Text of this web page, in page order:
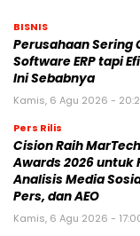
BISNIS
Perusahaan
Software ERP tapi
Ini Sebabnya
Kamis, 6 Agu 2026 -
Pers Rilis
Cision Raih
Awards 2026 untuk
Analisis Media
Pers, dan AEO
Kamis, 6 Agu 2026 -